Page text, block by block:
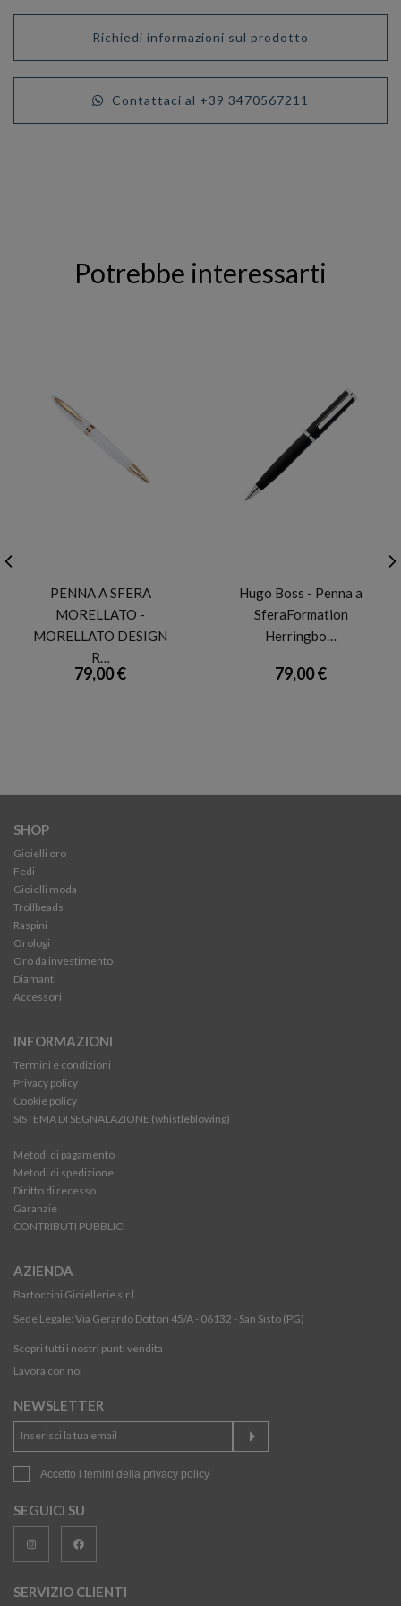
Richiedi informazioni sul prodotto
Contattaci al +39 3470567211
Potrebbe interessarti
PENNA A SFERA
MORELLATO -
MORELLATO DESIGN
R…
79,00 €
Hugo Boss - Penna a
SferaFormation
Herringbo…
79,00 €
SHOP
Gioielli oro
Fedi
Gioielli moda
Trollbeads
Raspini
Orologi
Oro da investimento
Diamanti
Accessori
INFORMAZIONI
Termini e condizioni
Privacy policy
Cookie policy
SISTEMA DI SEGNALAZIONE (whistleblowing)
Metodi di pagamento
Metodi di spedizione
Diritto di recesso
Garanzie
CONTRIBUTI PUBBLICI
AZIENDA
Bartoccini Gioiellerie s.r.l.
Sede Legale: Via Gerardo Dottori 45/A - 06132 - San Sisto (PG)
Scopri tutti i nostri punti vendita
Lavora con noi
NEWSLETTER
Accetto i temini della privacy policy
SEGUICI SU
SERVIZIO CLIENTI